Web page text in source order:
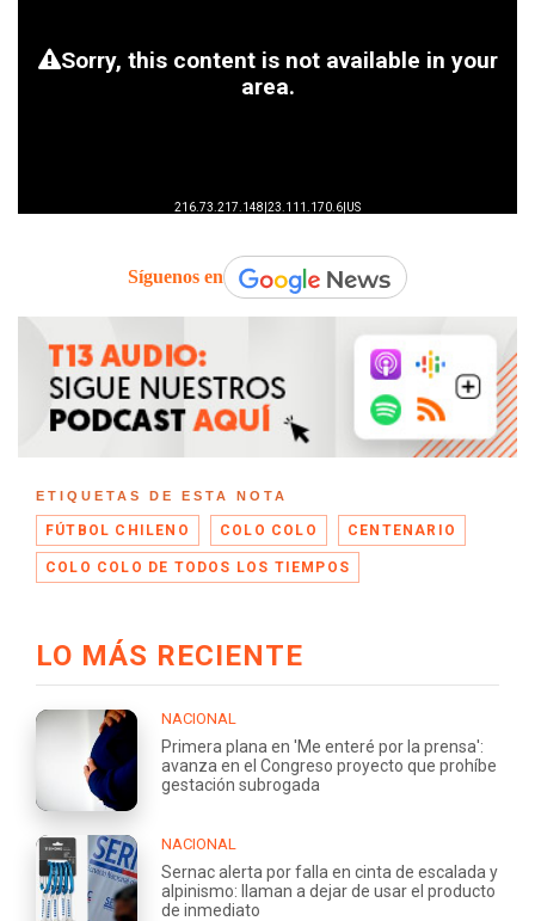
Síguenos en
ETIQUETAS DE ESTA NOTA
FÚTBOL CHILENO COLO COLO CENTENARIO
COLO COLO DE TODOS LOS TIEMPOS
LO MÁS RECIENTE
NACIONAL
Primera plana en 'Me enteré por la prensa':
avanza en el Congreso proyecto que prohíbe
gestación subrogada
NACIONAL
Sernac alerta por falla en cinta de escalada y
alpinismo: llaman a dejar de usar el producto
de inmediato